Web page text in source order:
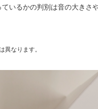
いるかの判別は音の大きさ
異なります。